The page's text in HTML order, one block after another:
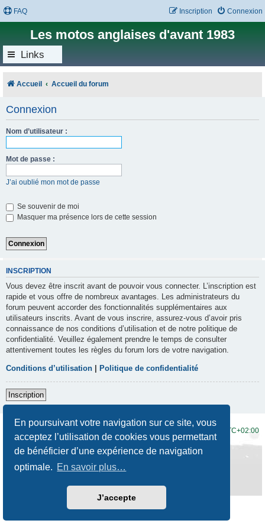
En poursuivant votre navigation sur ce site, vous
acceptez l’utilisation de cookies vous permettant
de bénéficier d’une expérience de navigation
optimale. En savoir plus…
J’accepte
FAQ Connexion
Inscription
Les motos anglaises d'avant 1983
Links
Accueil Accueil du forum
Connexion
Nom d’utilisateur :
Mot de passe :
J’ai oublié mon mot de passe
Se souvenir de moi
Masquer ma présence lors de cette session
INSCRIPTION
Vous devez être inscrit avant de pouvoir vous connecter. L’inscription est
rapide et vous offre de nombreux avantages. Les administrateurs du
forum peuvent accorder des fonctionnalités supplémentaires aux
utilisateurs inscrits. Avant de vous inscrire, assurez-vous d’avoir pris
connaissance de nos conditions d’utilisation et de notre politique de
confidentialité. Veuillez également prendre le temps de consulter
attentivement toutes les règles du forum lors de votre navigation.
Conditions d’utilisation Politique de confidentialité
Inscription
UTC+02:00
Développé par phpBB® Forum Software © phpBB Limited
Traduction française officielle
Prosilver New Edition
Confidentialité|Conditions